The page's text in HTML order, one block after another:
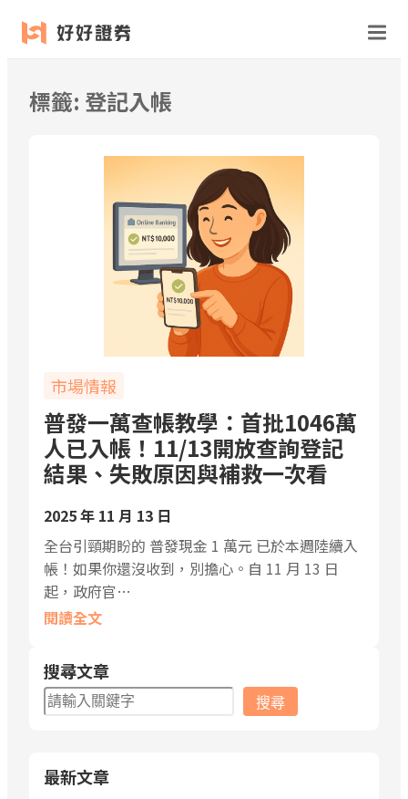
跳
至
標籤: 登記入帳
市場情報
普發一萬查帳教學：首批1046萬
人已入帳！11/13開放查詢登記
結果、失敗原因與補救一次看
2025 年 11 月 13 日
全台引頸期盼的 普發現金 1 萬元 已於本週陸續入
帳！如果你還沒收到，別擔心。自 11 月 13 日
起，政府官…
閱讀全文
搜尋文章
搜
尋
搜尋
最新文章